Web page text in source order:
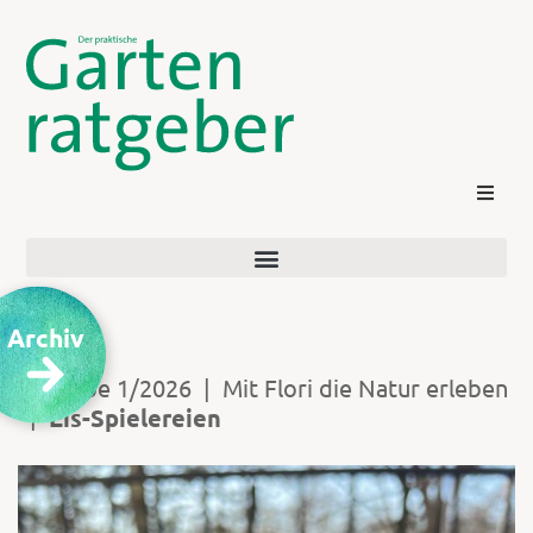
Login
Ausgabe 1/2026 | Mit Flori die Natur erleben
| Eis-Spielereien
Archiv